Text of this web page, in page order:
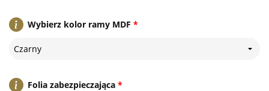
*
Wybierz kolor ramy MDF
Czarny
*
Folia zabezpieczająca